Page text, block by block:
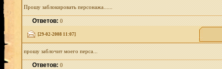
Прошу заблокировать персонажа......
Ответов:0
[29-02-2008 11:07]
прошу заблочит моего перса...
Ответов:0